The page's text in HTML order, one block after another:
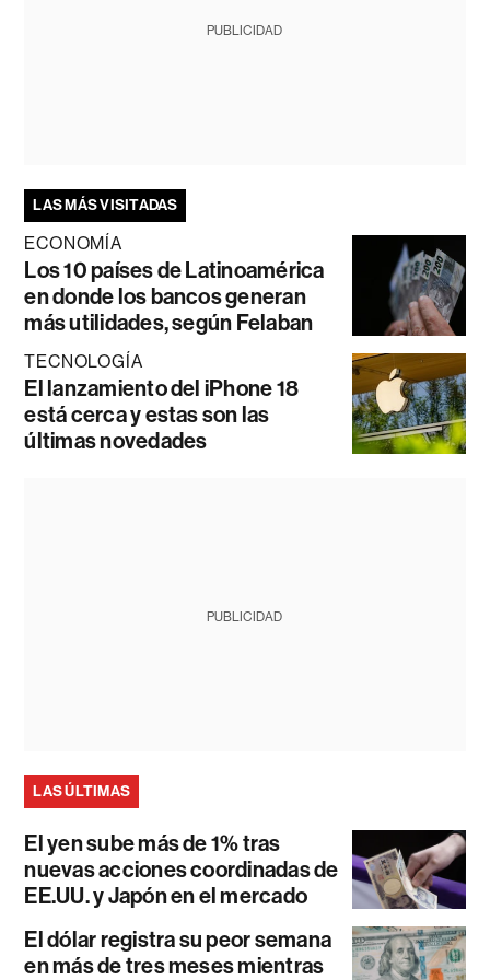
PUBLICIDAD
LAS MÁS VISITADAS
ECONOMÍA
Los 10 países de Latinoamérica
en donde los bancos generan
más utilidades, según Felaban
TECNOLOGÍA
El lanzamiento del iPhone 18
está cerca y estas son las
últimas novedades
PUBLICIDAD
LAS ÚLTIMAS
El yen sube más de 1% tras
nuevas acciones coordinadas de
EE.UU. y Japón en el mercado
El dólar registra su peor semana
en más de tres meses mientras